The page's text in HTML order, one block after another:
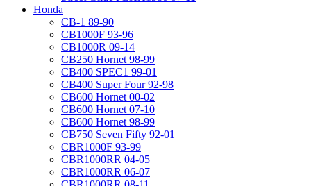
Honda
CB-1 89-90
CB1000F 93-96
CB1000R 09-14
CB250 Hornet 98-99
CB400 SPEC1 99-01
CB400 Super Four 92-98
CB600 Hornet 00-02
CB600 Hornet 07-10
CB600 Hornet 98-99
CB750 Seven Fifty 92-01
CBR1000F 93-99
CBR1000RR 04-05
CBR1000RR 06-07